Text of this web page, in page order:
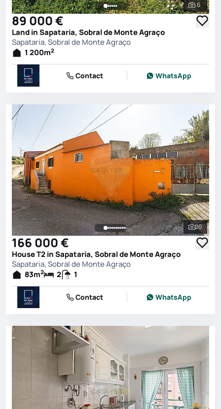
See all
6
89 000 €
Land in Sapataria, Sobral de Monte Agraço
Sapataria, Sobral de Monte Agraço
1 200m2
Contact WhatsApp
See all
20
166 000 €
House T2 in Sapataria, Sobral de Monte Agraço
Sapataria, Sobral de Monte Agraço
83m2 2 1
Contact WhatsApp